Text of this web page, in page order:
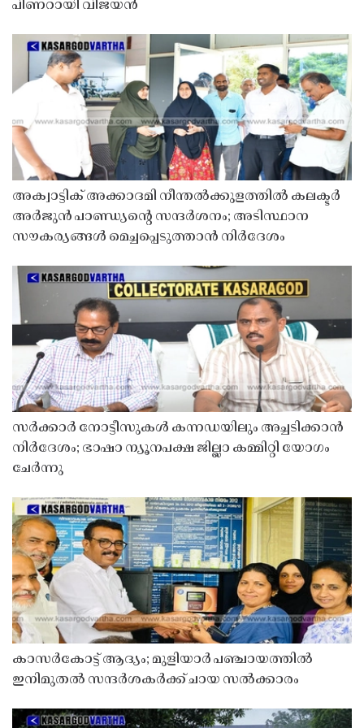
പിണറായി വിജയൻ
അക്വാട്ടിക് അക്കാദമി നീന്തൽക്കുളത്തിൽ കലക്ടർ
അർജുൻ പാണ്ഡ്യൻ്റെ സന്ദർശനം; അടിസ്ഥാന
സൗകര്യങ്ങൾ മെച്ചപ്പെടുത്താൻ നിർദേശം
സർക്കാർ നോട്ടീസുകൾ കന്നഡയിലും അച്ചടിക്കാൻ
നിർദേശം; ഭാഷാ ന്യൂനപക്ഷ ജില്ലാ കമ്മിറ്റി യോഗം
ചേർന്നു
കാസർകോട്ട് ആദ്യം; മുളിയാർ പഞ്ചായത്തിൽ
ഇനിമുതൽ സന്ദർശകർക്ക് ചായ സൽക്കാരം